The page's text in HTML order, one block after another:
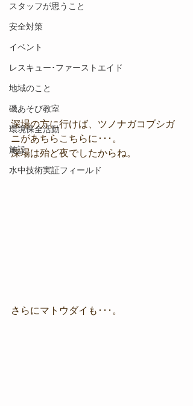
スタッフが思うこと
安全対策
イベント
レスキュー･ファーストエイド
地域のこと
磯あそび教室
環境保全活動
施設
水中技術実証フィールド
深場の方に行けば、ツノナガコブシガ
ニがあちらこちらに･･･。
深場は殆ど夜でしたからね。
さらにマトウダイも･･･。